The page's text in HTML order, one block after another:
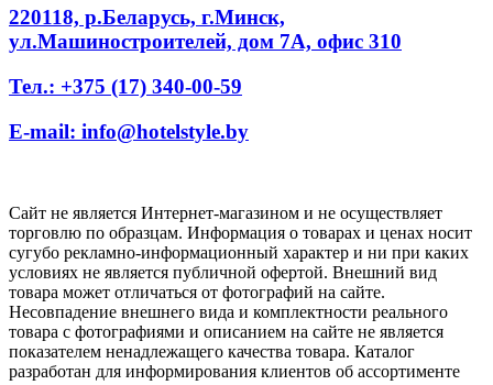
220118, р.Беларусь, г.Минск,
ул.Машиностроителей, дом 7А, офис 310
Тел.: +375 (17) 340-00-59
E-mail: info@hotelstyle.by
Сайт не является Интернет-магазином и не осуществляет
торговлю по образцам. Информация о товарах и ценах носит
сугубо рекламно-информационный характер и ни при каких
условиях не является публичной офертой. Внешний вид
товара может отличаться от фотографий на сайте.
Несовпадение внешнего вида и комплектности реального
товара с фотографиями и описанием на сайте не является
показателем ненадлежащего качества товара. Каталог
разработан для информирования клиентов об ассортименте